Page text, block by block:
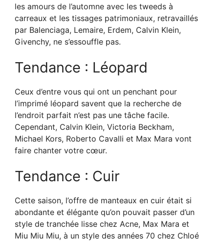
les amours de l’automne avec les tweeds à
carreaux et les tissages patrimoniaux, retravaillés
par Balenciaga, Lemaire, Erdem, Calvin Klein,
Givenchy, ne s’essouffle pas.
Tendance : Léopard
Ceux d’entre vous qui ont un penchant pour
l’imprimé léopard savent que la recherche de
l’endroit parfait n’est pas une tâche facile.
Cependant, Calvin Klein, Victoria Beckham,
Michael Kors, Roberto Cavalli et Max Mara vont
faire chanter votre cœur.
Tendance : Cuir
Cette saison, l’offre de manteaux en cuir était si
abondante et élégante qu’on pouvait passer d’un
style de tranchée lisse chez Acne, Max Mara et
Miu Miu Miu, à un style des années 70 chez Chloé